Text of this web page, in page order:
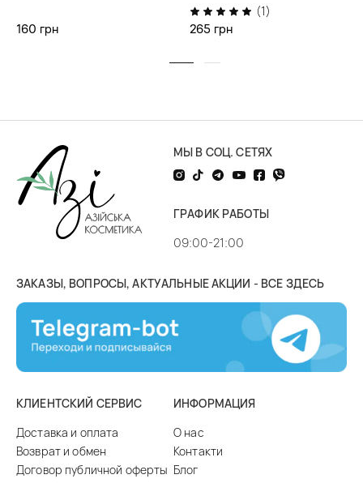
160 грн
(1)
265 грн
МЫ В СОЦ. СЕТЯХ
ГРАФИК РАБОТЫ
09:00-21:00
ЗАКАЗЫ, ВОПРОСЫ, АКТУАЛЬНЫЕ АКЦИИ - ВСЕ ЗДЕСЬ
КЛИЕНТСКИЙ СЕРВИС
Доставка и оплата
Возврат и обмен
Договор публичной оферты
ИНФОРМАЦИЯ
О нас
Контакти
Блог